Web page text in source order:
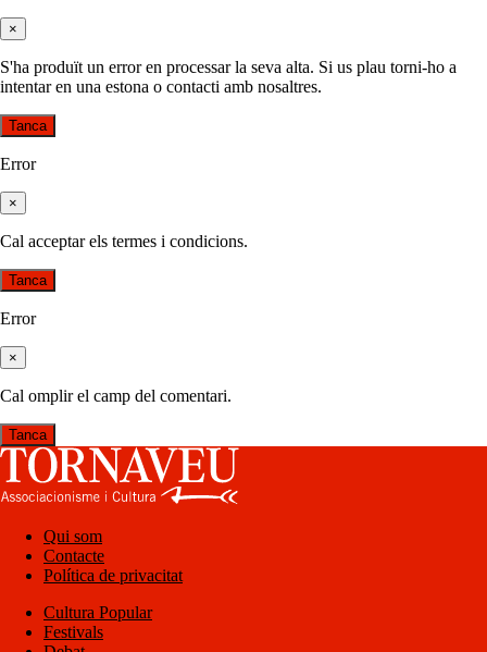
×
S'ha produït un error en processar la seva alta. Si us plau torni-ho a
intentar en una estona o contacti amb nosaltres.
Tanca
Error
×
Cal acceptar els termes i condicions.
Tanca
Error
×
Cal omplir el camp del comentari.
Tanca
Qui som
Contacte
Política de privacitat
Cultura Popular
Festivals